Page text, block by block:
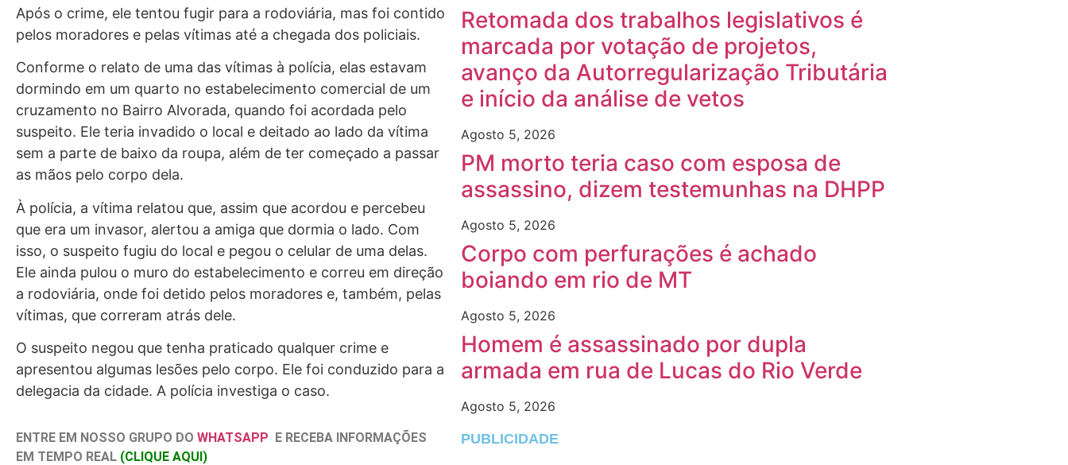
Após o crime, ele tentou fugir para a rodoviária, mas foi contido
pelos moradores e pelas vítimas até a chegada dos policiais.
Conforme o relato de uma das vítimas à polícia, elas estavam
dormindo em um quarto no estabelecimento comercial de um
cruzamento no Bairro Alvorada, quando foi acordada pelo
suspeito. Ele teria invadido o local e deitado ao lado da vítima
sem a parte de baixo da roupa, além de ter começado a passar
as mãos pelo corpo dela.
À polícia, a vítima relatou que, assim que acordou e percebeu
que era um invasor, alertou a amiga que dormia o lado. Com
isso, o suspeito fugiu do local e pegou o celular de uma delas.
Ele ainda pulou o muro do estabelecimento e correu em direção
a rodoviária, onde foi detido pelos moradores e, também, pelas
vítimas, que correram atrás dele.
O suspeito negou que tenha praticado qualquer crime e
apresentou algumas lesões pelo corpo. Ele foi conduzido para a
delegacia da cidade. A polícia investiga o caso.
ENTRE EM NOSSO GRUPO DO WHATSAPP
E RECEBA INFORMAÇÕES
EM TEMPO REAL (CLIQUE AQUI)
Retomada dos trabalhos legislativos é
marcada por votação de projetos,
avanço da Autorregularização Tributária
e início da análise de vetos
Agosto 5, 2026
PM morto teria caso com esposa de
assassino, dizem testemunhas na DHPP
Agosto 5, 2026
Corpo com perfurações é achado
boiando em rio de MT
Agosto 5, 2026
Homem é assassinado por dupla
armada em rua de Lucas do Rio Verde
Agosto 5, 2026
PUBLICIDADE